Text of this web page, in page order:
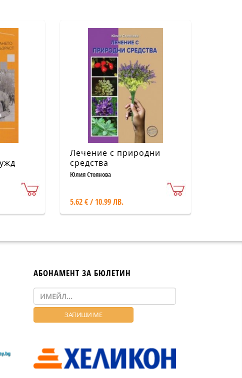
Лечение с природни
средства
Юлия Стоянова
5.62 € / 10.99 ЛВ.
АБОНАМЕНТ ЗА БЮЛЕТИН